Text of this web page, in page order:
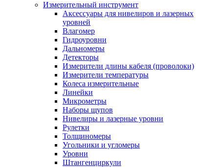
Измерительный инструмент
Аксессуары для нивелиров и лазерных
уровней
Влагомер
Гидроуровни
Дальномеры
Детекторы
Измерители длины кабеля (проволоки)
Измерители температуры
Колеса измерительные
Линейки
Микрометры
Наборы щупов
Нивелиры и лазерные уровни
Рулетки
Толщиномеры
Угольники и угломеры
Уровни
Штангенциркули